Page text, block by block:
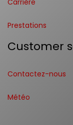
Carrière
Prestations
Customer
Contactez-nous
Météo